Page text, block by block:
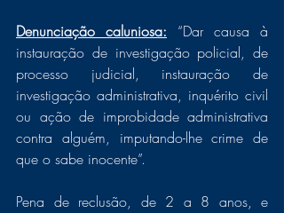
Denunciação caluniosa: “Dar causa à
instauração de investigação policial, de
processo judicial, instauração de
investigação administrativa, inquérito civil
ou ação de improbidade administrativa
contra alguém, imputando-lhe crime de
que o sabe inocente”.
Pena de reclusão, de 2 a 8 anos, e